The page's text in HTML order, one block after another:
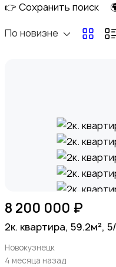
👉 Сохранить поиск
По новизне
8 200 000 ₽
2к. квартира, 59.2м²,
Новокузнецк
4 месяца назад